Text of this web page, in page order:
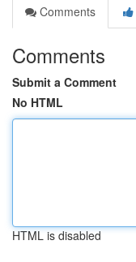
Comments
Comments
Submit a Comment
No HTML
HTML is disabled